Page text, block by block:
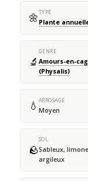
🌼TYPE
Plante
🔬
GENRE
Amours-en-
(Physalis)
💧 ARROSAGE
Moyen
🪨
SOL
Sableux,
argileux